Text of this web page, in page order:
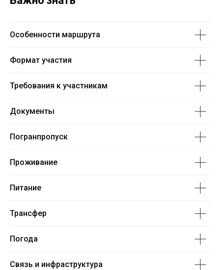
Особенности маршрута
Формат участия
Требования к участникам
Документы
Погранпропуск
Проживание
Питание
Трансфер
Погода
Связь и инфраструктура